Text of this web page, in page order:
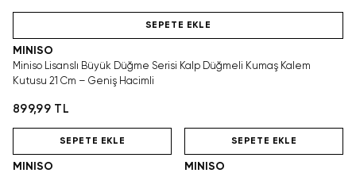
SEPETE EKLE
MINISO
Miniso Lisanslı Büyük Düğme Serisi Kalp Düğmeli Kumaş Kalem
Kutusu 21 Cm – Geniş Hacimli
899,99 TL
SEPETE EKLE
MINISO
SEPETE EKLE
MINISO